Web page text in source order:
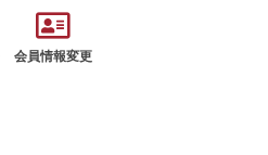
会員情報変更